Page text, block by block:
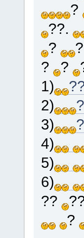
?
??.
?
?
?
1)
2)
?
3)
4)
5)
6)
??
?